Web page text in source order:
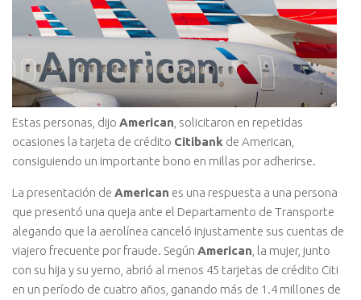
Estas personas, dijo American , solicitaron en repetidas
ocasiones la tarjeta de crédito Citibank de American,
consiguiendo un importante bono en millas por adherirse.
La presentación de American es una respuesta a una persona
que presentó una queja ante el Departamento de Transporte
alegando que la aerolínea canceló injustamente sus cuentas de
viajero frecuente por fraude. Según American , la mujer, junto
con su hija y su yerno, abrió al menos 45 tarjetas de crédito Citi
en un período de cuatro años, ganando más de 1.4 millones de